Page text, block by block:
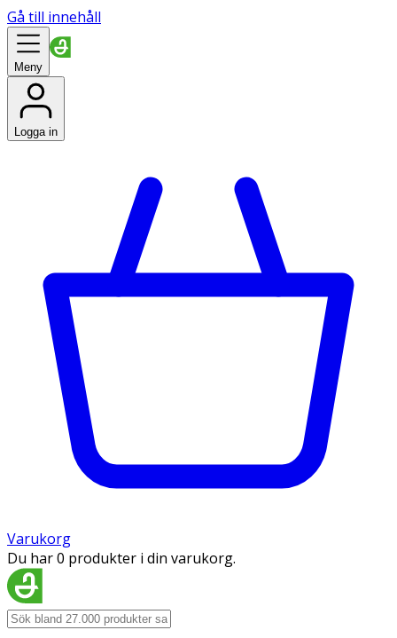
Gå till innehåll
Meny
Logga in
Varukorg
Du har 0 produkter i din varukorg.